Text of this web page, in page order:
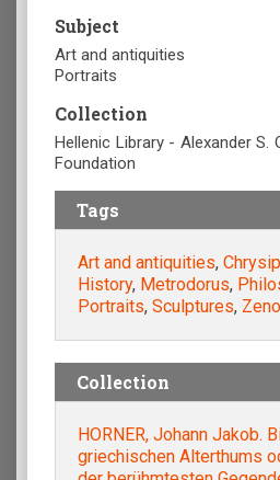
Subject
Art and antiquities
Portraits
Collection
Hellenic Library - Alexander S.
Foundation
Tags
Art and antiquities,
History, Metrodorus,
Portraits, Sculptures, Zeno
Collection
HORNER, Johann Jakob.
griechischen Alterthums